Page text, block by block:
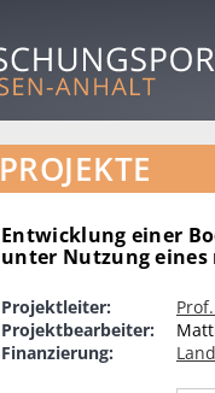
PROJEKTE
Entwicklung einer
unter Nutzung
Projektleiter:
Projektbearbeiter:
Finanzierung: